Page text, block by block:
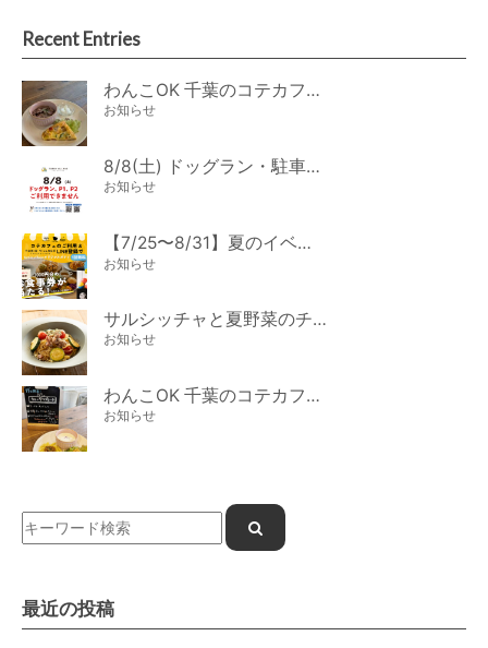
Recent Entries
わんこOK 千葉のコテカフェ 8月わんこの日 オートミールdeローストビーフライス
お知らせ
8/8(土) ドッグラン・駐車場ご利用のお知らせ
お知らせ
【7/25〜8/31】夏のイベント開催
お知らせ
サルシッチャと夏野菜のチーズパスタ期間限定新メニュー登場！
お知らせ
わんこOK 千葉のコテカフェ 7月わんこの日 白身魚とカラフルやさいのオムレツ
お知らせ
最近の投稿